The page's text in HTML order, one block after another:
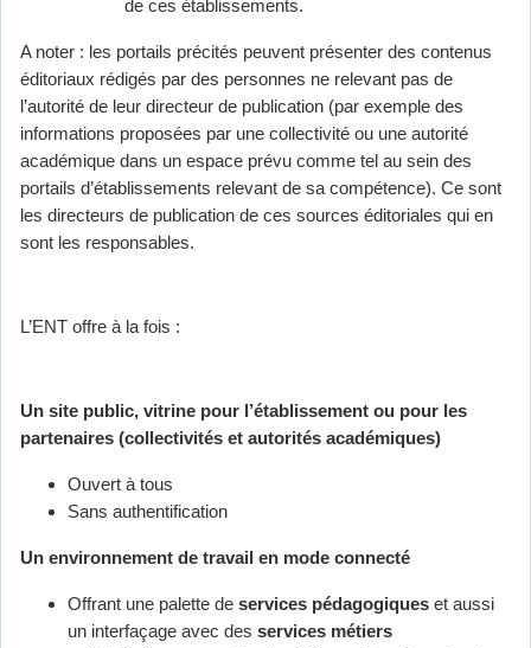
de ces établissements.
A noter : les portails précités peuvent présenter des contenus
éditoriaux rédigés par des personnes ne relevant pas de
l’autorité de leur directeur de publication (par exemple des
informations proposées par une collectivité ou une autorité
académique dans un espace prévu comme tel au sein des
portails d’établissements relevant de sa compétence). Ce sont
les directeurs de publication de ces sources éditoriales qui en
sont les responsables.
L’ENT offre à la fois :
Un site public, vitrine pour l’établissement ou pour les
partenaires (collectivités et autorités académiques)
Ouvert à tous
Sans authentification
Un environnement de travail en mode connecté
Offrant une palette de services pédagogiques et aussi
un interfaçage avec des services métiers